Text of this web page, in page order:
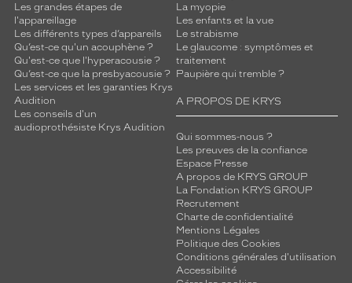
Les grandes étapes de
l'appareillage
Les différents types d’appareils
Qu’est-ce qu'un acouphène ?
Qu'est-ce que l'hyperacousie ?
Qu’est-ce que la presbyacousie ?
Les services et les garanties Krys
Audition
Les conseils d'un
audioprothésiste Krys Audition
La myopie
Les enfants et la vue
Le strabisme
Le glaucome : symptômes et
traitement
Paupière qui tremble ?
A PROPOS DE KRYS
Qui sommes-nous ?
Les preuves de la confiance
Espace Presse
A propos de KRYS GROUP
La Fondation KRYS GROUP
Recrutement
Charte de confidentialité
Mentions Légales
Politique des Cookies
Conditions générales d'utilisation
Accessibilité